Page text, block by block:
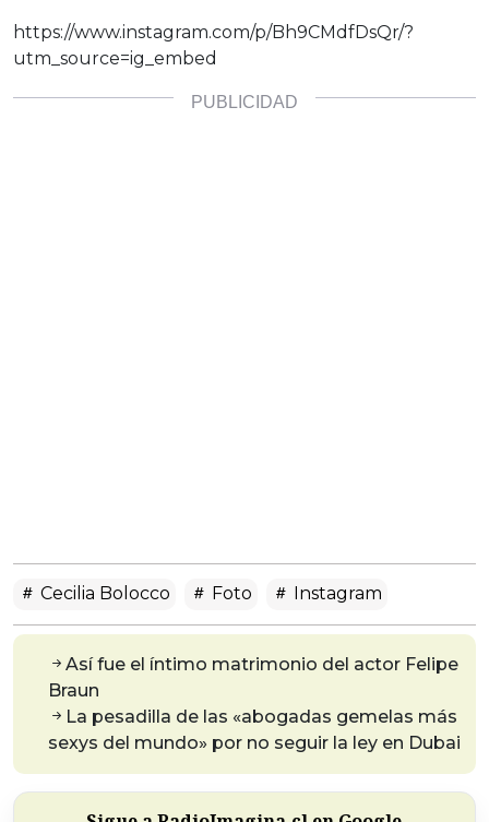
https://www.instagram.com/p/Bh9CMdfDsQr/?
utm_source=ig_embed
Cecilia Bolocco Foto Instagram
Así fue el íntimo matrimonio del actor Felipe
Braun
La pesadilla de las «abogadas gemelas más
sexys del mundo» por no seguir la ley en Dubai